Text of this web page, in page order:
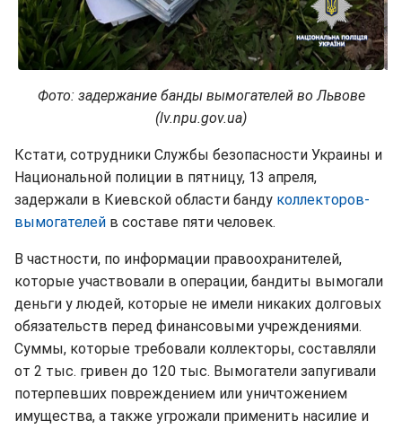
Фото: задержание банды вымогателей во Львове
(lv.npu.gov.ua)
Кстати, сотрудники Службы безопасности Украины и
Национальной полиции в пятницу, 13 апреля,
задержали в Киевской области банду коллекторов-
вымогателей в составе пяти человек.
В частности, по информации правоохранителей,
которые участвовали в операции, бандиты вымогали
деньги у людей, которые не имели никаких долговых
обязательств перед финансовыми учреждениями.
Суммы, которые требовали коллекторы, составляли
от 2 тыс. гривен до 120 тыс. Вымогатели запугивали
потерпевших повреждением или уничтожением
имущества, а также угрожали применить насилие и